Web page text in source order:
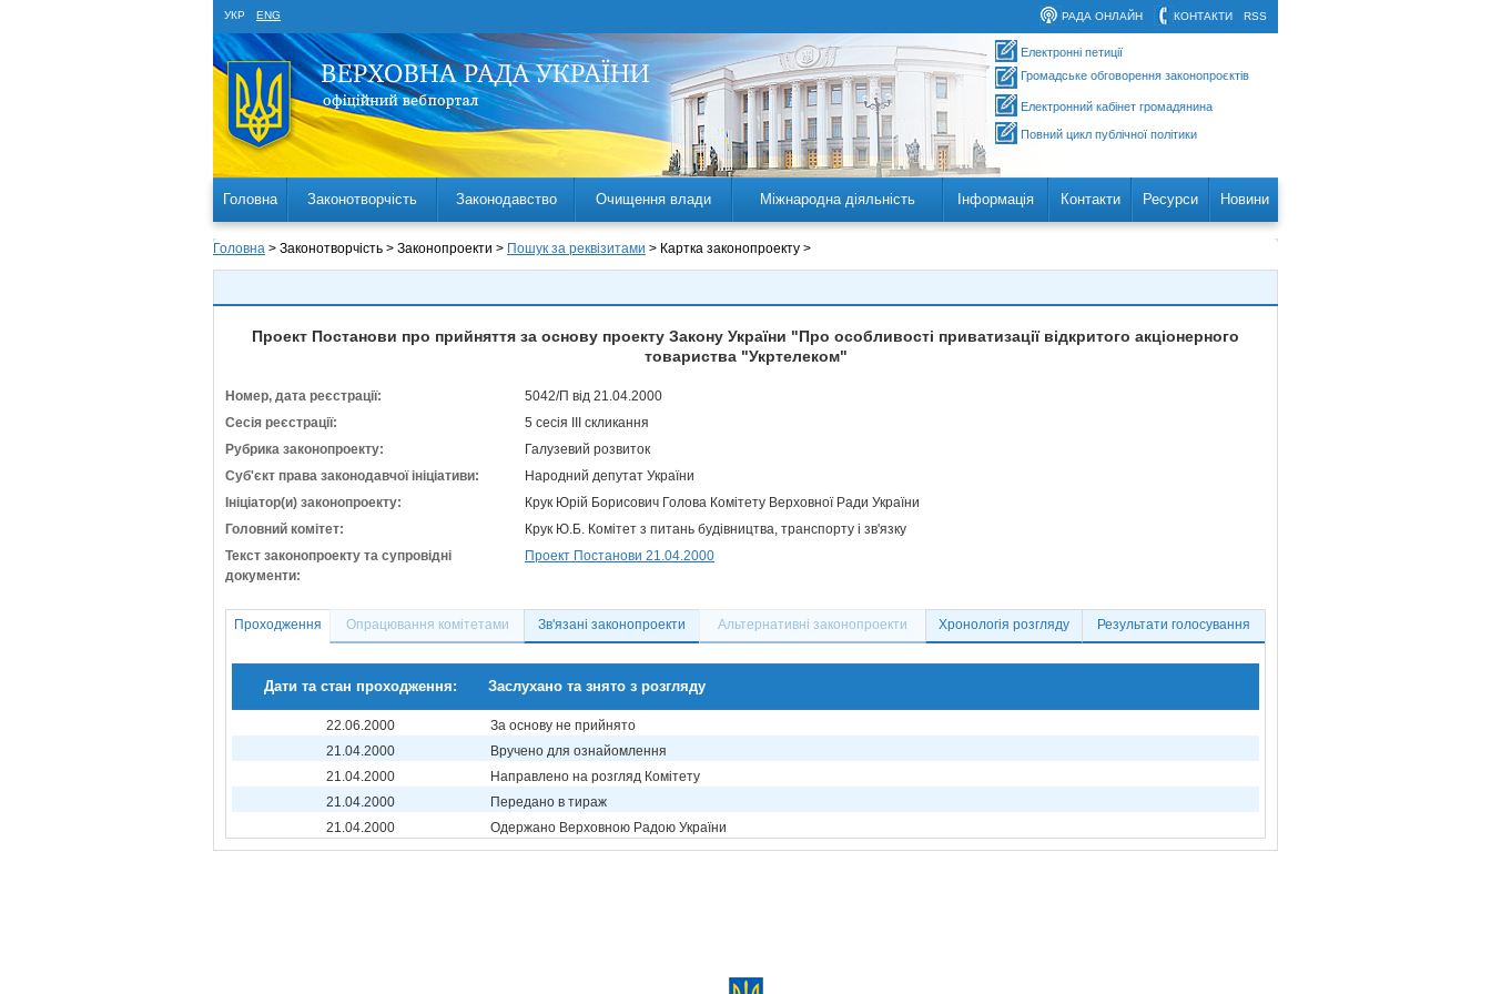
УКР ENG RSS
КОНТАКТИ
РАДА ОНЛАЙН
Електронні петиції
Громадське обговорення законопроєктів
Електронний кабінет громадянина
Повний цикл публічної політики
Головна Законотворчість Законодавство Очищення влади Міжнародна діяльність Інформація Контакти Ресурси Новини
Головна > Законотворчість > Законопроекти > Пошук за реквізитами > Картка законопроекту >
Проект Постанови про прийняття за основу проекту Закону України "Про особливості приватизації відкритого акціонерного
товариства "Укртелеком"
Номер, дата реєстрації:
5042/П від 21.04.2000
Сесія реєстрації:
5 сесія III скликання
Рубрика законопроекту:
Галузевий розвиток
Суб'єкт права законодавчої ініціативи:
Народний депутат України
Ініціатор(и) законопроекту:
Крук Юрій Борисович Голова Комітету Верховної Ради України
Головний комітет:
Крук Ю.Б. Комітет з питань будівництва, транспорту і зв'язку
Текст законопроекту та супровідні
документи:
Проект Постанови 21.04.2000
Проходження Опрацювання комітетами Зв'язані законопроекти Альтернативні законопроекти Хронологія розгляду Результати голосування
Дати та стан проходження: Заслухано та знято з розгляду
22.06.2000
За основу не прийнято
21.04.2000
Вручено для ознайомлення
21.04.2000
Направлено на розгляд Комітету
21.04.2000
Передано в тираж
21.04.2000
Одержано Верховною Радою України